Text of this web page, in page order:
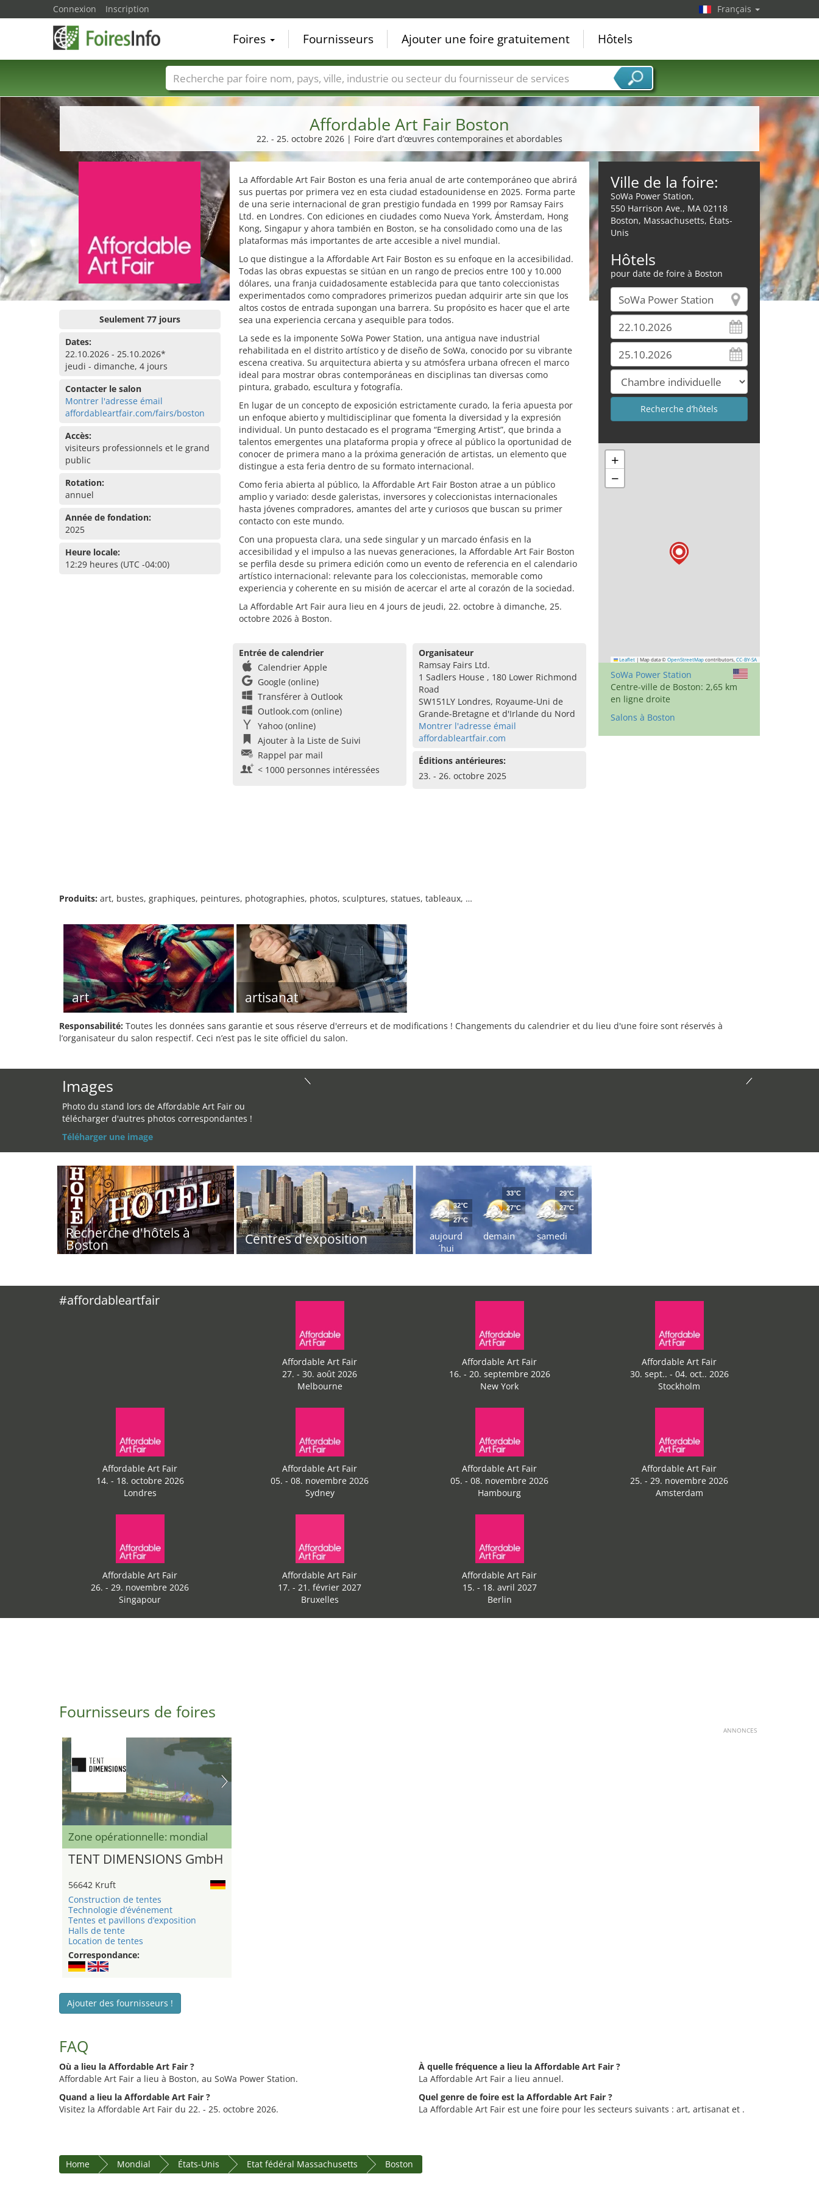
Affordable Art Fair Boston
22. - 25. octobre 2026 | Foire d’art d’œuvres contemporaines et abordables
Seulement 77 jours
Dates:
22.10.2026 - 25.10.2026*
jeudi - dimanche, 4 jours
Contacter le salon
Montrer l'adresse émail
affordableartfair.com/fairs/boston
Accès:
visiteurs professionnels et le grand
public
Rotation:
annuel
Année de fondation:
2025
Heure locale:
12:29 heures (UTC -04:00)
La Affordable Art Fair Boston es una feria anual de arte contemporáneo que abrirá
sus puertas por primera vez en esta ciudad estadounidense en 2025. Forma parte
de una serie internacional de gran prestigio fundada en 1999 por Ramsay Fairs
Ltd. en Londres. Con ediciones en ciudades como Nueva York, Ámsterdam, Hong
Kong, Singapur y ahora también en Boston, se ha consolidado como una de las
plataformas más importantes de arte accesible a nivel mundial.
Lo que distingue a la Affordable Art Fair Boston es su enfoque en la accesibilidad.
Todas las obras expuestas se sitúan en un rango de precios entre 100 y 10.000
dólares, una franja cuidadosamente establecida para que tanto coleccionistas
experimentados como compradores primerizos puedan adquirir arte sin que los
altos costos de entrada supongan una barrera. Su propósito es hacer que el arte
sea una experiencia cercana y asequible para todos.
La sede es la imponente SoWa Power Station, una antigua nave industrial
rehabilitada en el distrito artístico y de diseño de SoWa, conocido por su vibrante
escena creativa. Su arquitectura abierta y su atmósfera urbana ofrecen el marco
ideal para mostrar obras contemporáneas en disciplinas tan diversas como
pintura, grabado, escultura y fotografía.
En lugar de un concepto de exposición estrictamente curado, la feria apuesta por
un enfoque abierto y multidisciplinar que fomenta la diversidad y la expresión
individual. Un punto destacado es el programa “Emerging Artist”, que brinda a
talentos emergentes una plataforma propia y ofrece al público la oportunidad de
conocer de primera mano a la próxima generación de artistas, un elemento que
distingue a esta feria dentro de su formato internacional.
Como feria abierta al público, la Affordable Art Fair Boston atrae a un público
amplio y variado: desde galeristas, inversores y coleccionistas internacionales
hasta jóvenes compradores, amantes del arte y curiosos que buscan su primer
contacto con este mundo.
Con una propuesta clara, una sede singular y un marcado énfasis en la
accesibilidad y el impulso a las nuevas generaciones, la Affordable Art Fair Boston
se perfila desde su primera edición como un evento de referencia en el calendario
artístico internacional: relevante para los coleccionistas, memorable como
experiencia y coherente en su misión de acercar el arte al corazón de la sociedad.
La Affordable Art Fair aura lieu en 4 jours de jeudi, 22. octobre à dimanche, 25.
octobre 2026 à Boston.
Entrée de calendrier
Calendrier Apple
Google (online)
Transférer à Outlook
Outlook.com (online)
Yahoo (online)
Ajouter à la Liste de Suivi
Rappel par mail
< 1000 personnes intéressées
Organisateur
Ramsay Fairs Ltd.
1 Sadlers House , 180 Lower Richmond
Road
SW151LY Londres, Royaume-Uni de
Grande-Bretagne et d'Irlande du Nord
Montrer l'adresse émail
affordableartfair.com
Éditions antérieures:
23. - 26. octobre 2025
Ville de la foire:
SoWa Power Station,
550 Harrison Ave., MA 02118
Boston, Massachusetts, États-
Unis
Hôtels
pour date de foire à Boston
+
−
Leaflet | Map data © OpenStreetMap contributors, CC-BY-SA
SoWa Power Station
Centre-ville de Boston: 2,65 km
en ligne droite
Salons à Boston
Produits: art, bustes, graphiques, peintures, photographies, photos, sculptures, statues, tableaux, …
art artisanat
Responsabilité: Toutes les données sans garantie et sous réserve d'erreurs et de modifications ! Changements du calendrier et du lieu d'une foire sont réservés à
l’organisateur du salon respectif. Ceci n’est pas le site officiel du salon.
Images
Photo du stand lors de Affordable Art Fair ou
télécharger d'autres photos correspondantes !
Téléharger une image
Recherche d'hôtels à
Boston Centres d'exposition
aujourd
´hui
32°C
27°C
demain
33°C
27°C
samedi
29°C
27°C
#affordableartfair
Affordable Art Fair
27. - 30. août 2026
Melbourne
Affordable Art Fair
16. - 20. septembre 2026
New York
Affordable Art Fair
30. sept.. - 04. oct.. 2026
Stockholm
Affordable Art Fair
14. - 18. octobre 2026
Londres
Affordable Art Fair
05. - 08. novembre 2026
Sydney
Affordable Art Fair
05. - 08. novembre 2026
Hambourg
Affordable Art Fair
25. - 29. novembre 2026
Amsterdam
Affordable Art Fair
26. - 29. novembre 2026
Singapour
Affordable Art Fair
17. - 21. février 2027
Bruxelles
Affordable Art Fair
15. - 18. avril 2027
Berlin
Fournisseurs de foires
ANNONCES
Zone opérationnelle: mondial
TENT DIMENSIONS GmbH
56642 Kruft
Construction de tentes
Technologie d’événement
Tentes et pavillons d’exposition
Halls de tente
Location de tentes
Correspondance:
Ajouter des fournisseurs !
FAQ
Où a lieu la Affordable Art Fair ?
Affordable Art Fair a lieu à Boston, au SoWa Power Station.
Quand a lieu la Affordable Art Fair ?
Visitez la Affordable Art Fair du 22. - 25. octobre 2026.
À quelle fréquence a lieu la Affordable Art Fair ?
La Affordable Art Fair a lieu annuel.
Quel genre de foire est la Affordable Art Fair ?
La Affordable Art Fair est une foire pour les secteurs suivants : art, artisanat et .
Home Mondial États-Unis Etat fédéral Massachusetts Boston
Connexion Inscription Français
Foires Fournisseurs Ajouter une foire gratuitement Hôtels
Foire noms Pays Villes Secteurs de foire Secteurs du fournisseur de services